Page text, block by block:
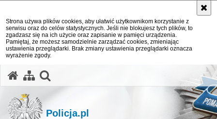
Strona używa plików cookies, aby ułatwić użytkownikom korzystanie z
serwisu oraz do celów statystycznych. Jeśli nie blokujesz tych plików, to
zgadzasz się na ich użycie oraz zapisanie w pamięci urządzenia.
Pamiętaj, że możesz samodzielnie zarządzać cookies, zmieniając
ustawienia przeglądarki. Brak zmiany ustawienia przeglądarki oznacza
wyrażenie zgody.
Policja.pl